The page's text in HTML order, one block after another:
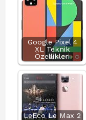
Google Pixel 4
XL Teknik
Özellikleri
LeEco Le Max 2